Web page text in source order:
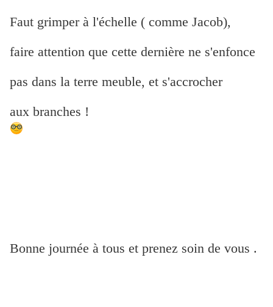
Faut grimper à l'échelle ( comme Jacob),
faire attention que cette dernière ne s'enfonce
pas dans la terre meuble, et s'accrocher
aux branches !
Bonne journée à tous et prenez soin de vous .